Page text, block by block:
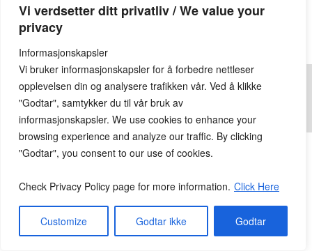
Vi verdsetter ditt privatliv / We value your
privacy
Informasjonskapsler
Vi bruker informasjonskapsler for å forbedre nettleser
opplevelsen din og analysere trafikken vår. Ved å klikke
"Godtar", samtykker du til vår bruk av
informasjonskapsler. We use cookies to enhance your
browsing experience and analyze our traffic. By clicking
"Godtar", you consent to our use of cookies.
Check Privacy Policy page for more information. Click Here
Customize Godtar ikke Godtar
Publikumspassord:
© 2026Lesekroken.noAll Rights Reserved.